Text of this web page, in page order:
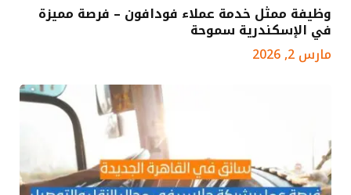
وظيفة ممثل خدمة عملاء فودافون – فرصة مميزة
في الإسكندرية سموحة
مارس 2, 2026